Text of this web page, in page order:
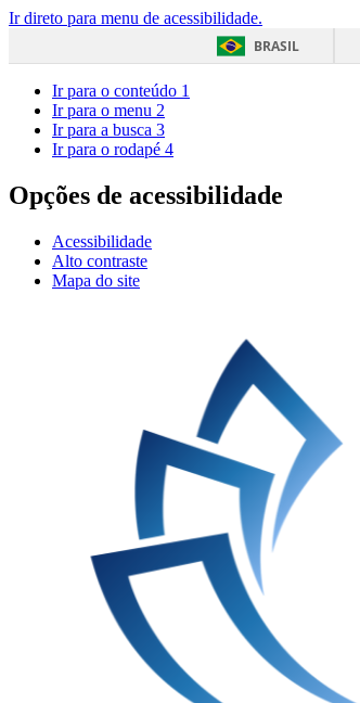
Ir direto para menu de acessibilidade.
BRASIL
Ir para o conteúdo 1
Ir para o menu 2
Ir para a busca 3
Ir para o rodapé 4
Opções de acessibilidade
Acessibilidade
Alto contraste
Mapa do site